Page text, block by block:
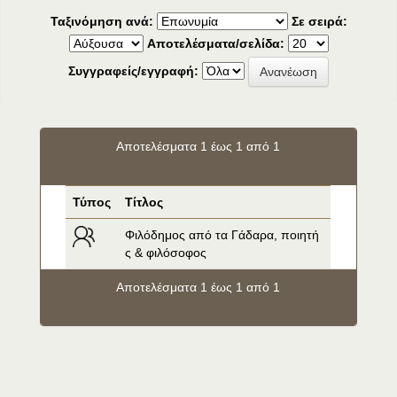
Ταξινόμηση ανά:
Σε σειρά:
Αποτελέσματα/σελίδα:
Συγγραφείς/εγγραφή:
Αποτελέσματα 1 έως 1 από 1
Τύπος Τίτλος
Φιλόδημος από τα Γάδαρα, ποιητή
ς & φιλόσοφος
Αποτελέσματα 1 έως 1 από 1